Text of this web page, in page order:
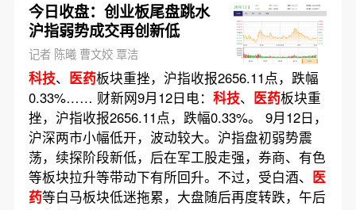
今日收盘：创业板尾盘跳水
沪指弱势成交再创新低
记者 陈曦 曹文姣 覃洁
科技、 医药板块重挫，沪指收报2656.11点，跌幅
0.33%…… 财新网9月12日电： 科技、 医药板块重
挫，沪指收报2656.11点，跌幅0.33%。 9月12日，
沪深两市小幅低开，波动较大。沪指盘初弱势震
荡，续探阶段新低，后在军工股走强，券商、有色
等板块拉升等带动下有所回升。不过，受白酒、 医
药等白马板块低迷拖累，大盘随后再度转跌，午后